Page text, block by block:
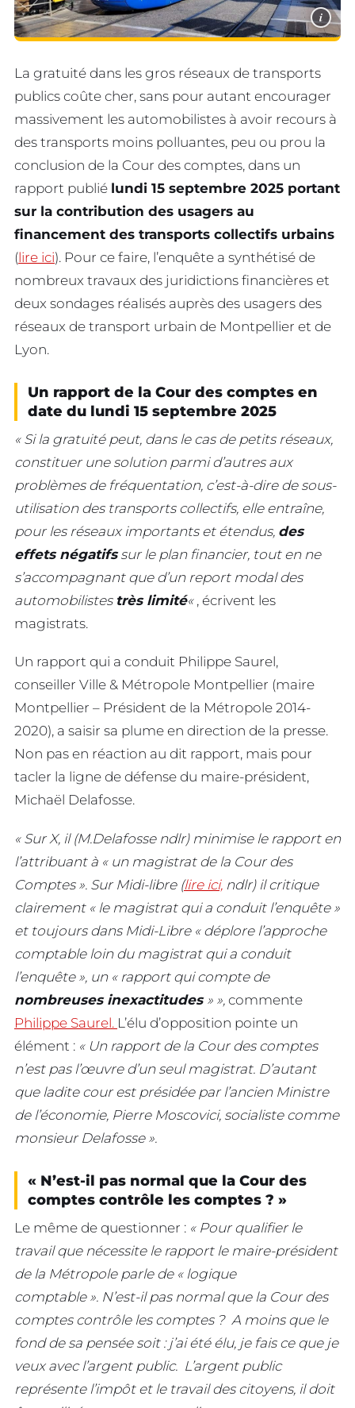
i
La gratuité dans les gros réseaux de transports
publics coûte cher, sans pour autant encourager
massivement les automobilistes à avoir recours à
des transports moins polluantes, peu ou prou la
conclusion de la Cour des comptes, dans un
rapport publié lundi 15 septembre 2025 portant
sur la contribution des usagers au
financement des transports collectifs urbains
(lire ici). Pour ce faire, l’enquête a synthétisé de
nombreux travaux des juridictions financières et
deux sondages réalisés auprès des usagers des
réseaux de transport urbain de Montpellier et de
Lyon.
Un rapport de la Cour des comptes en
date du lundi 15 septembre 2025
« Si la gratuité peut, dans le cas de petits réseaux,
constituer une solution parmi d’autres aux
problèmes de fréquentation, c’est-à-dire de sous-
utilisation des transports collectifs, elle entraîne,
pour les réseaux importants et étendus, des
effets négatifssur le plan financier, tout en ne
s’accompagnant que d’un report modal des
automobilistes très limité« , écrivent les
magistrats.
Un rapport qui a conduit Philippe Saurel,
conseiller Ville & Métropole Montpellier (maire
Montpellier – Président de la Métropole 2014-
2020), a saisir sa plume en direction de la presse.
Non pas en réaction au dit rapport, mais pour
tacler la ligne de défense du maire-président,
Michaël Delafosse.
« Sur X, il (M.Delafosse ndlr) minimise le rapport en
l’attribuant à « un magistrat de la Cour des
Comptes ». Sur Midi-libre (lire ici, ndlr) il critique
clairement « le magistrat qui a conduit l’enquête »
et toujours dans Midi-Libre « déplore l’approche
comptable loin du magistrat qui a conduit
l’enquête », un « rapport qui compte de
nombreuses inexactitudes » », commente
Philippe Saurel. L’élu d’opposition pointe un
élément : « Un rapport de la Cour des comptes
n’est pas l’œuvre d’un seul magistrat. D’autant
que ladite cour est présidée par l’ancien Ministre
de l’économie, Pierre Moscovici, socialiste comme
monsieur Delafosse ».
« N’est-il pas normal que la Cour des
comptes contrôle les comptes ? »
Le même de questionner : « Pour qualifier le
travail que nécessite le rapport le maire-président
de la Métropole parle de « logique
comptable ». N’est-il pas normal que la Cour des
comptes contrôle les comptes ? A moins que le
fond de sa pensée soit : j’ai été élu, je fais ce que je
veux avec l’argent public. L’argent public
représente l’impôt et le travail des citoyens, il doit